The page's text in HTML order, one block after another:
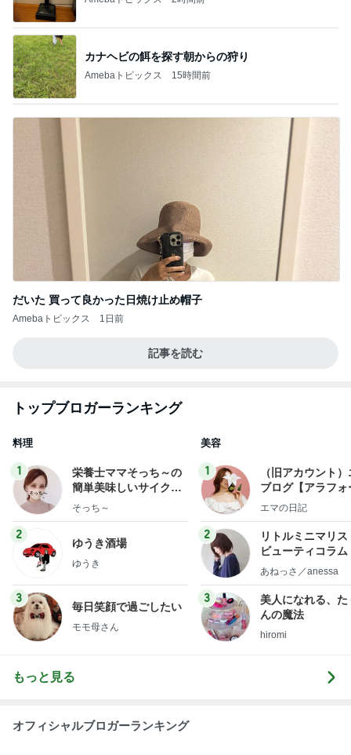
カナヘビの餌を探す朝からの狩り
Amebaトピックス 15時間前
だいた 買って良かった日焼け止め帽子
Amebaトピックス 1日前
記事を読む
トップブロガーランキング
料理
1
栄養士ママそっち～の
簡単美味しいサイクル
献立
そっち～
2
ゆうき酒場
ゆうき
3
毎日笑顔で過ごしたい
モモ母さん
美容
1
（旧アカウント
ブログ【アラフォ
社売却セカンドラ
エマの日記
2
リトルミニマリス
ビューティコラ
little
uty colum
あねっさ／anessa
3
美人になれる、た
んの魔法
hiromi
もっと見る
オフィシャルブロガーランキング